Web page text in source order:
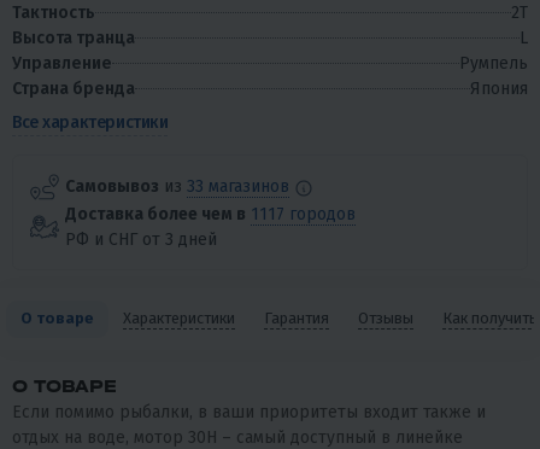
Тактность
2T
Высота транца
L
Управление
Румпель
Страна бренда
Япония
Все характеристики
Самовывоз из 33 магазинов
Доставка более чем в 1117 городов
РФ и СНГ от 3 дней
О товаре Характеристики Гарантия Отзывы Как получить
О ТОВАРЕ
Если помимо рыбалки, в ваши приоритеты входит также и
отдых на воде, мотор 30H – самый доступный в линейке